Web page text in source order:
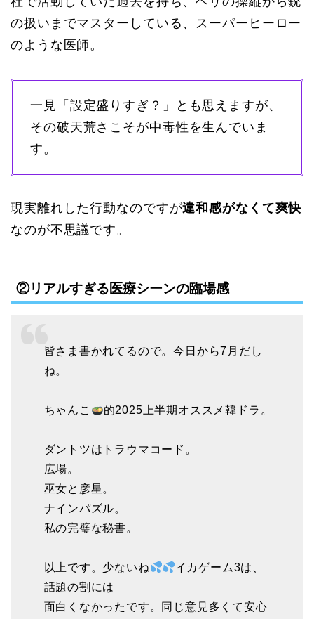
の扱いまでマスターしている、スーパーヒーロー
のような医師。
一見「設定盛りすぎ？」とも思えますが、
その破天荒さこそが中毒性を生んでいま
す。
現実離れした行動なのですが違和感がなくて爽快
なのが不思議です。
②リアルすぎる医療シーンの臨場感
皆さま書かれてるので。今日から7月だし
ね。
ちゃんこ 的2025上半期オススメ韓ドラ。
ダントツはトラウマコード。
広場。
巫女と彦星。
ナインパズル。
私の完璧な秘書。
以上です。少ないね
イカゲーム3は、
話題の割には
面白くなかったです。同じ意見多くて安心